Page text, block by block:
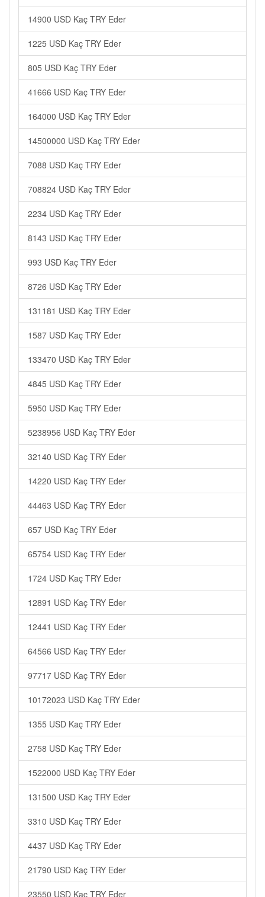
14900 USD Kaç TRY Eder
1225 USD Kaç TRY Eder
805 USD Kaç TRY Eder
41666 USD Kaç TRY Eder
164000 USD Kaç TRY Eder
14500000 USD Kaç TRY Eder
7088 USD Kaç TRY Eder
708824 USD Kaç TRY Eder
2234 USD Kaç TRY Eder
8143 USD Kaç TRY Eder
993 USD Kaç TRY Eder
8726 USD Kaç TRY Eder
131181 USD Kaç TRY Eder
1587 USD Kaç TRY Eder
133470 USD Kaç TRY Eder
4845 USD Kaç TRY Eder
5950 USD Kaç TRY Eder
5238956 USD Kaç TRY Eder
32140 USD Kaç TRY Eder
14220 USD Kaç TRY Eder
44463 USD Kaç TRY Eder
657 USD Kaç TRY Eder
65754 USD Kaç TRY Eder
1724 USD Kaç TRY Eder
12891 USD Kaç TRY Eder
12441 USD Kaç TRY Eder
64566 USD Kaç TRY Eder
97717 USD Kaç TRY Eder
10172023 USD Kaç TRY Eder
1355 USD Kaç TRY Eder
2758 USD Kaç TRY Eder
1522000 USD Kaç TRY Eder
131500 USD Kaç TRY Eder
3310 USD Kaç TRY Eder
4437 USD Kaç TRY Eder
21790 USD Kaç TRY Eder
23550 USD Kaç TRY Eder